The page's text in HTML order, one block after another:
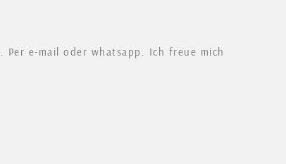
e-mail oder whatsapp. Ich freue mich